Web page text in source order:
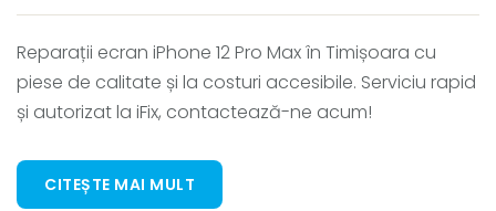
Reparații ecran iPhone 12 Pro Max în Timișoara cu
piese de calitate și la costuri accesibile. Serviciu rapid
și autorizat la iFix, contactează-ne acum!
CITEȘTE MAI MULT